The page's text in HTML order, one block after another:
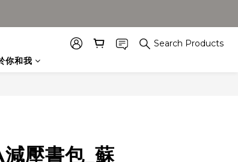
Search Products
你和我
壓書包_蘇